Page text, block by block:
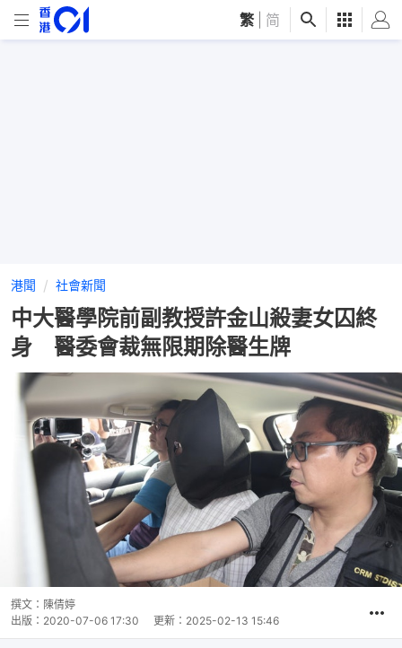
繁 简
港聞 社會新聞
中大醫學院前副教授許金山殺妻女囚終
身 醫委會裁無限期除醫生牌
撰文： 陳倩婷
出版： 2020-07-06 17:30 更新： 2025-02-13 15:46